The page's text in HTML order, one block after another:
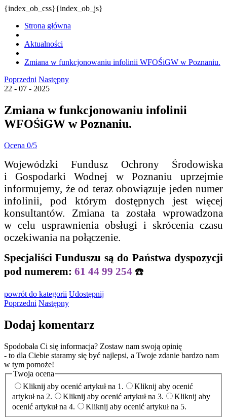
{index_ob_css}{index_ob_js}
Strona główna
Aktualności
Zmiana w funkcjonowaniu infolinii WFOŚiGW w Poznaniu.
Poprzedni Następny
22 - 07 - 2025
Zmiana w funkcjonowaniu infolinii
WFOŚiGW w Poznaniu.
Ocena 0/5
Wojewódzki Fundusz Ochrony Środowiska
i Gospodarki Wodnej w Poznaniu uprzejmie
informujemy, że od teraz obowiązuje jeden numer
infolinii, pod którym dostępnych jest więcej
konsultantów. Zmiana ta została wprowadzona
w celu usprawnienia obsługi i skrócenia czasu
oczekiwania na połączenie.
Specjaliści Funduszu są do Państwa dyspozycji
pod numerem: 61 44 99 254 ☎️
powrót do kategorii Udostępnij
Poprzedni Następny
Dodaj komentarz
Spodobała Ci się informacja? Zostaw nam swoją opinię
- to dla Ciebie staramy się być najlepsi, a Twoje zdanie bardzo nam
w tym pomoże!
Twoja ocena
Kliknij aby ocenić artykuł na 1.
Kliknij aby ocenić
artykuł na 2.
Kliknij aby ocenić artykuł na 3.
Kliknij aby
ocenić artykuł na 4.
Kliknij aby ocenić artykuł na 5.